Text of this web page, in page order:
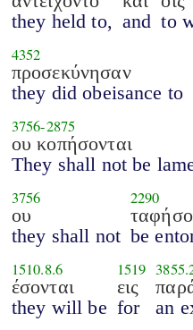
they held to, and to
4352
προσεκύνησαν
they did obeisance to
3756-2875
ου κοπήσονται
They shall not be
3756
ου
they shall not
2290
be
1510.8.6
έσονται
they will be
1519
εις
for
an